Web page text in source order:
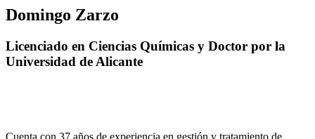
Domingo Zarzo
Licenciado en Ciencias Químicas y Doctor por la
Universidad de Alicante
Cuenta con 37 años de experiencia en gestión y tratamiento de